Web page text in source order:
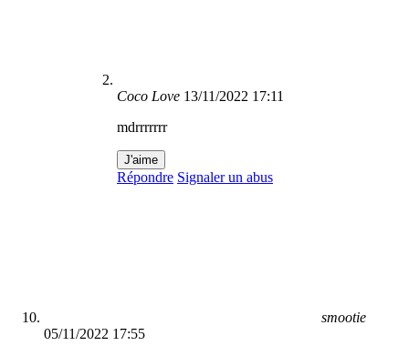
Coco Love 13/11/2022 17:11
mdrrrrrrr
J'aime
Répondre Signaler un abus
smootie
05/11/2022 17:55